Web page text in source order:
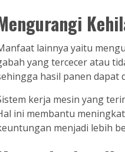
lainnya yaitu
yang tercecer atau
hasil panen dapat
kerja mesin yang
ini membantu
menjadi lebih